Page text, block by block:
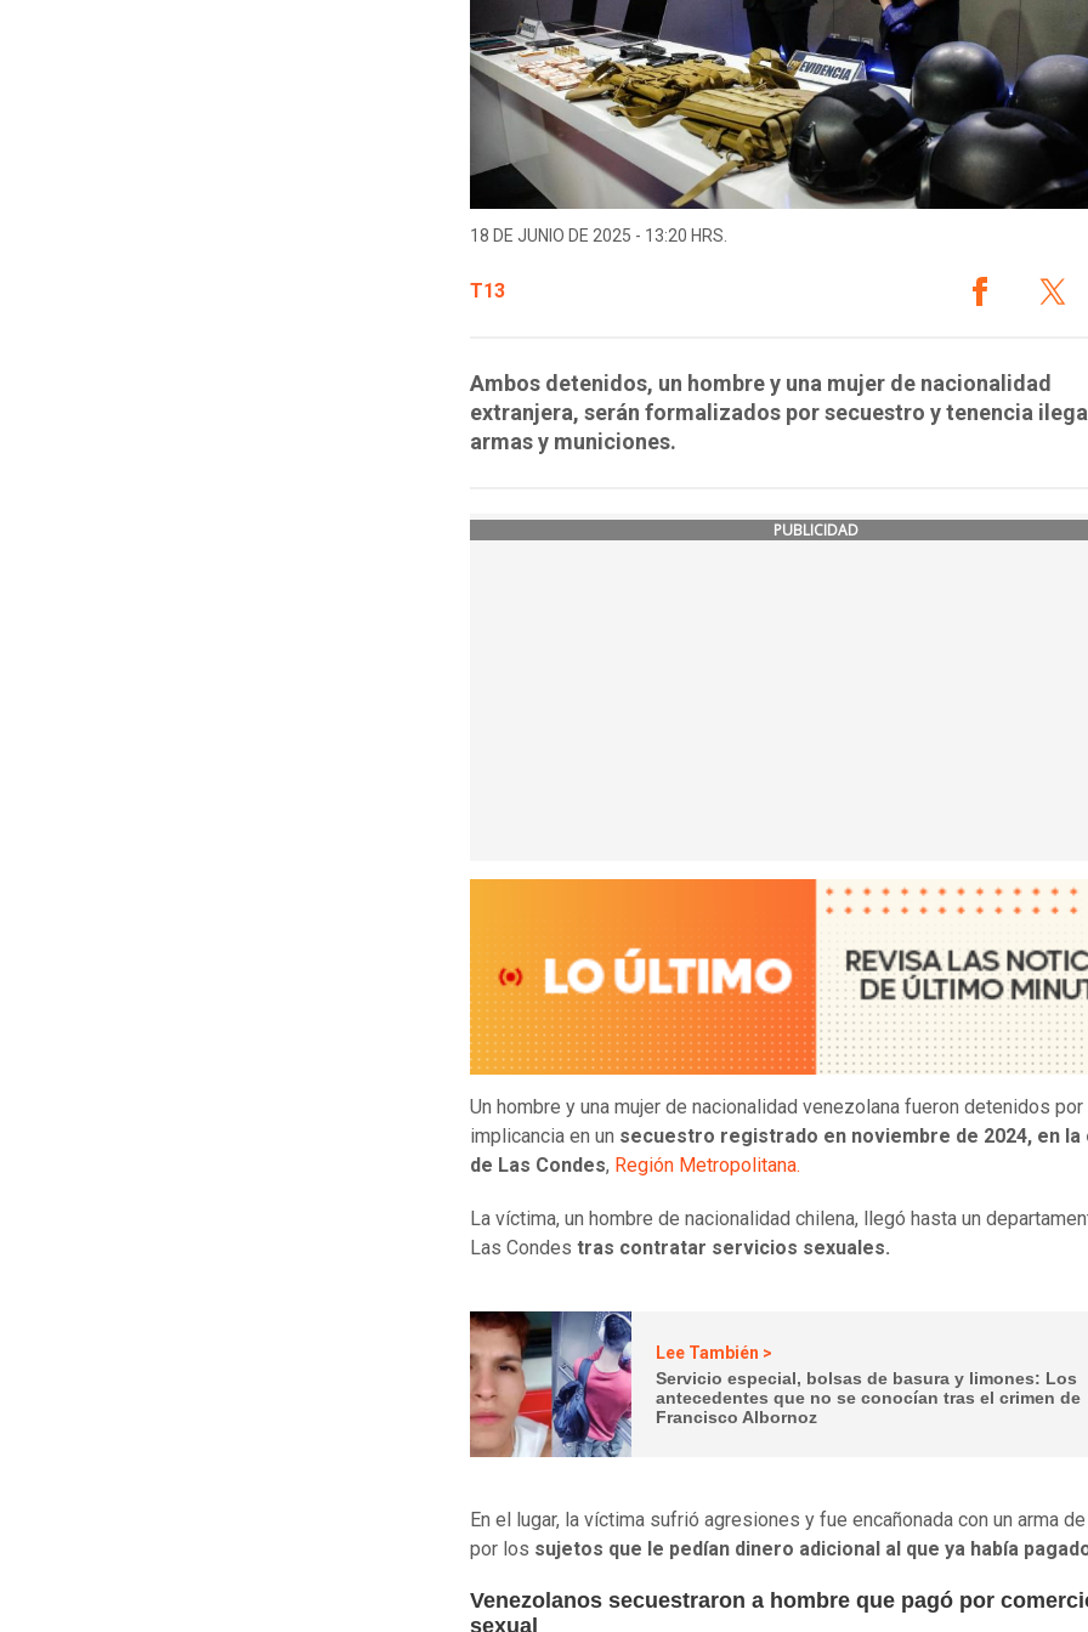
18 DE JUNIO DE 2025 - 13:20 HRS.
T13
Ambos detenidos, un hombre y una mujer de nacionalidad
extranjera, serán formalizados por secuestro y tenencia
armas y municiones.
PUBLICIDAD
Un hombre y una mujer de nacionalidad venezolana fueron detenidos por
implicancia en un secuestro registrado en noviembre de 2024, en la
de Las Condes, Región Metropolitana.
La víctima, un hombre de nacionalidad chilena, llegó hasta un
Las Condes tras contratar servicios sexuales.
Lee También >
Servicio especial, bolsas de basura y limones: Los
antecedentes que no se conocían tras el crimen de
Francisco Albornoz
En el lugar, la víctima sufrió agresiones y fue encañonada con un arma
por los sujetos que le pedían dinero adicional al que ya había
Venezolanos secuestraron a hombre que pagó por
sexual